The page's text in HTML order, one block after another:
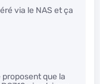
via le NAS et ça
proposent que la